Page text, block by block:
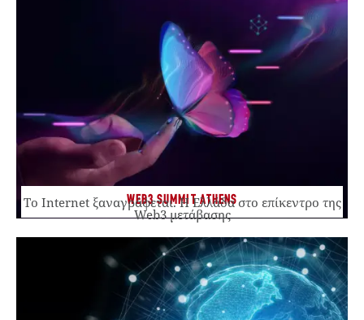
WEB3 SUMMIT ATHENS
Το Internet ξαναγράφεται. Η Ελλάδα στο επίκεντρο της
Web3 μετάβασης